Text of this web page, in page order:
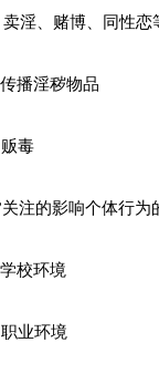
、赌博、同性恋
播淫秽物品
毒
的影响个体行为
校环境
业环境